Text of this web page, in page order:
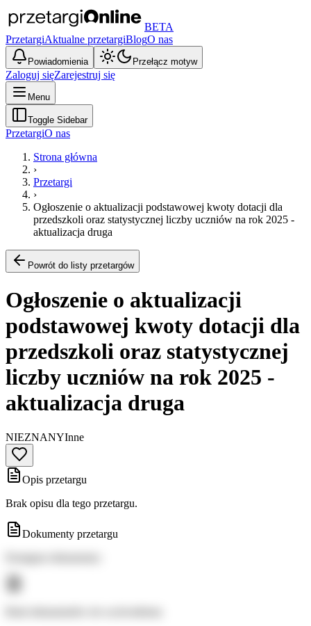
BETA
PrzetargiAktualne przetargiBlogO nas
Powiadomienia Przełącz motyw
Zaloguj sięZarejestruj się
Menu
Toggle Sidebar
PrzetargiO nas
Strona główna
›
Przetargi
›
Ogłoszenie o aktualizacji podstawowej kwoty dotacji dla
przedszkoli oraz statystycznej liczby uczniów na rok 2025 -
aktualizacja druga
Powrót do listy przetargów
Ogłoszenie o aktualizacji
podstawowej kwoty dotacji dla
przedszkoli oraz statystycznej
liczby uczniów na rok 2025 -
aktualizacja druga
NIEZNANYInne
Opis przetargu
Brak opisu dla tego przetargu.
Dokumenty przetargu